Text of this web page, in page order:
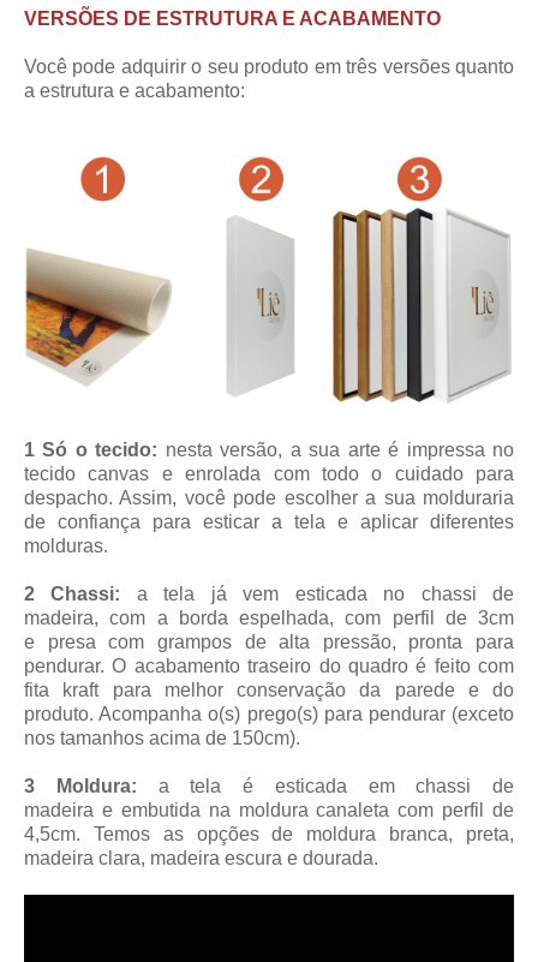
VERSÕES DE ESTRUTURA E ACABAMENTO
Você pode adquirir o seu produto em três versões quanto
a estrutura e acabamento:
1 Só o tecido: nesta versão, a sua arte é impressa no
tecido canvas e enrolada com todo o cuidado para
despacho. Assim, você pode escolher a sua molduraria
de confiança para esticar a tela e aplicar diferentes
molduras.
2 Chassi: a tela já vem esticada no chassi de
madeira, com a borda espelhada, com perfil de 3cm
e presa com grampos de alta pressão, pronta para
pendurar. O acabamento traseiro do quadro é feito com
fita kraft para melhor conservação da parede e do
produto. Acompanha o(s) prego(s) para pendurar (exceto
nos tamanhos acima de 150cm).
3 Moldura:
a tela é esticada em chassi de
madeira e embutida na moldura canaletacom perfil de
4,5cm. Temos as opções de moldura branca, preta,
madeira clara, madeira escura e dourada.